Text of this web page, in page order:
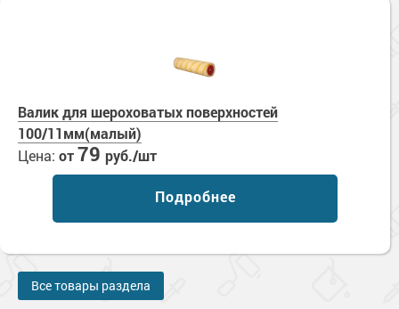
Валик для шероховатых поверхностей
100/11мм(малый)
Цена: от79 руб./шт
Подробнее
Все товары раздела